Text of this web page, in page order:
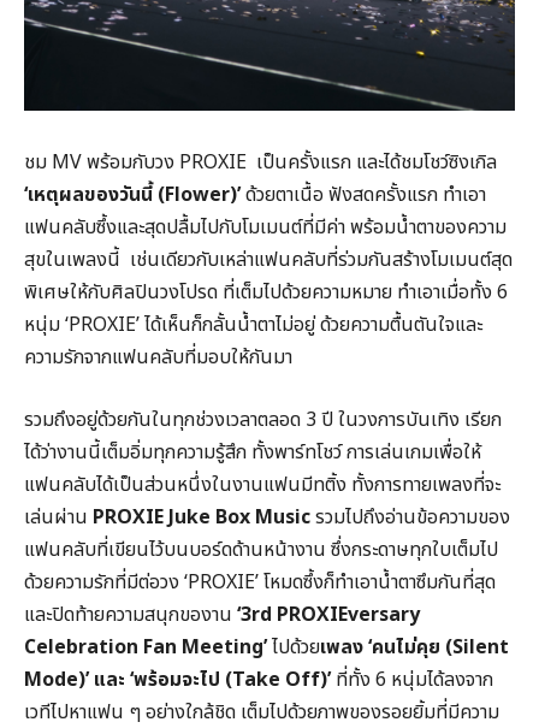
ชม MV พร้อมกับวง PROXIE เป็นครั้งแรก และได้ชมโชว์ซิงเกิล
‘เหตุผลของวันนี้ (Flower)’ด้วยตาเนื้อ ฟังสดครั้งแรก ทำเอา
แฟนคลับซึ้งและสุดปลื้มไปกับโมเมนต์ที่มีค่า พร้อมน้ำตาของความ
สุขในเพลงนี้ เช่นเดียวกับเหล่าแฟนคลับที่ร่วมกันสร้างโมเมนต์สุด
พิเศษให้กับศิลปินวงโปรด ที่เต็มไปด้วยความหมาย ทำเอาเมื่อทั้ง 6
หนุ่ม ‘PROXIE’ ได้เห็นก็กลั้นน้ำตาไม่อยู่ ด้วยความตื้นตันใจและ
ความรักจากแฟนคลับที่มอบให้กันมา
รวมถึงอยู่ด้วยกันในทุกช่วงเวลาตลอด 3 ปี ในวงการบันเทิง เรียก
ได้ว่างานนี้เต็มอิ่มทุกความรู้สึก ทั้งพาร์ทโชว์ การเล่นเกมเพื่อให้
แฟนคลับได้เป็นส่วนหนึ่งในงานแฟนมีทติ้ง ทั้งการทายเพลงที่จะ
เล่นผ่าน PROXIE Juke Box Musicรวมไปถึงอ่านข้อความของ
แฟนคลับที่เขียนไว้บนบอร์ดด้านหน้างาน ซึ่งกระดาษทุกใบเต็มไป
ด้วยความรักที่มีต่อวง ‘PROXIE’ โหมดซึ้งก็ทำเอาน้ำตาซึมกันที่สุด
และปิดท้ายความสนุกของาน ‘3rd PROXIEversary
Celebration Fan Meeting’ไปด้วยเพลง ‘คนไม่คุย (Silent
Mode)’ และ ‘พร้อมจะไป (Take Off)’ที่ทั้ง 6 หนุ่มได้ลงจาก
เวทีไปหาแฟน ๆ อย่างใกล้ชิด เต็มไปด้วยภาพของรอยยิ้มที่มีความ